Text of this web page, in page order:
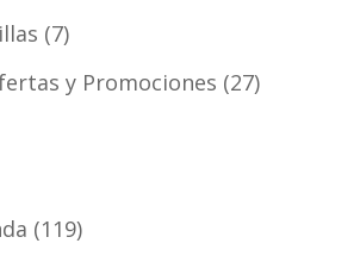
7
y Promociones 27
119